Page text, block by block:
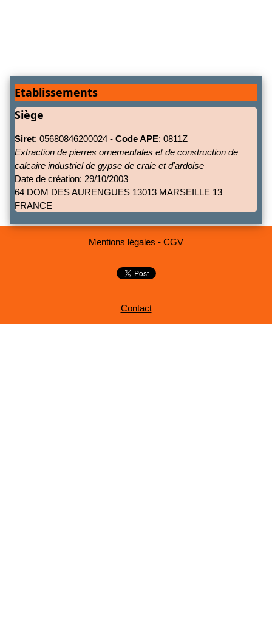
Etablissements
Siège
Siret: 05680846200024 - Code APE: 0811Z
Extraction de pierres ornementales et de construction de
calcaire industriel de gypse de craie et d'ardoise
Date de création: 29/10/2003
64 DOM DES AURENGUES 13013 MARSEILLE 13
FRANCE
Mentions légales - CGV
Contact